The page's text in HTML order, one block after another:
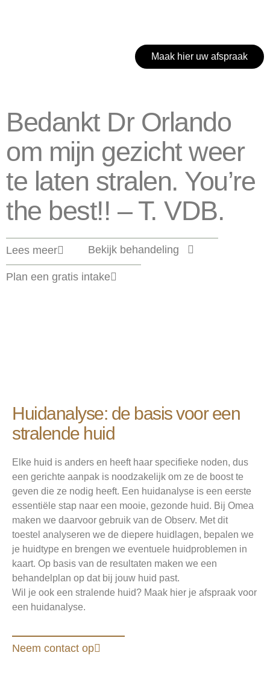
Maak hier uw afspraak
Bedankt Dr Orlando
om mijn gezicht weer
te laten stralen. You’re
the best!! – T. VDB.
Lees meer Bekijk behandeling
Plan een gratis intake
Huidanalyse: de basis voor een
stralende huid
Elke huid is anders en heeft haar specifieke noden, dus
een gerichte aanpak is noodzakelijk om ze de boost te
geven die ze nodig heeft. Een huidanalyse is een eerste
essentiële stap naar een mooie, gezonde huid. Bij Omea
maken we daarvoor gebruik van de Observ. Met dit
toestel analyseren we de diepere huidlagen, bepalen we
je huidtype en brengen we eventuele huidproblemen in
kaart. Op basis van de resultaten maken we een
behandelplan op dat bij jouw huid past.
Wil je ook een stralende huid? Maak hier je afspraak voor
een huidanalyse.
Neem contact op